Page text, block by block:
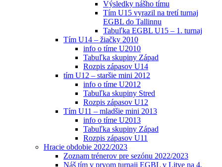
Výsledky nášho tímu
Tím U15 vyrazil na tretí turnaj
EGBL do Tallinnu
Tabuľka EGBL U15 – 1. turnaj
Tím U14 – žiačky 2010
info o tíme U2010
Tabuľka skupiny Západ
Rozpis zápasov U14
tím U12 – staršie mini 2012
info o tíme U2012
Tabuľka skupiny Stred
Rozpis zápasov U12
Tím U11 – mladšie mini 2013
info o tíme U2013
Tabuľka skupiny Západ
Rozpis zápasov U11
Hracie obdobie 2022/2023
Zoznam trénerov pre sezónu 2022/2023
Náš tím v prvom turnaji EGBL v Litve na 4.